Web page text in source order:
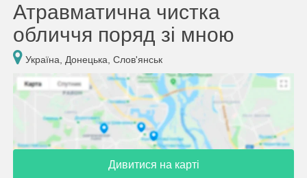
Атравматична чистка
обличчя поряд зі мною
Україна, Донецька, Слов'янськ
Дивитися на карті